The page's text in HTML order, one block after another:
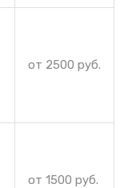
от 2500 руб.
от 1500 руб.